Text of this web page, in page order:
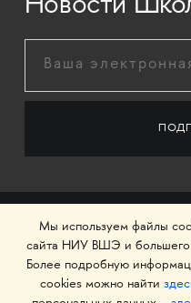
Новости
Мы используем файлы
сайта НИУ ВШЭ и большего
Более подробную
cookies можно найти